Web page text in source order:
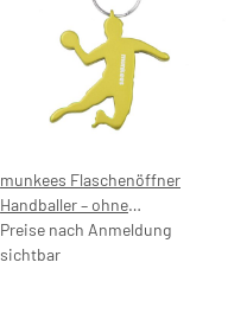
munkees Flaschenöffner
Handballer – ohne
Preisaufdruck
Preise nach Anmeldung
sichtbar